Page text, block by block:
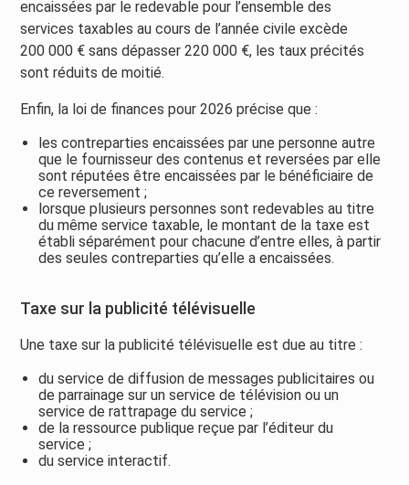
encaissées par le redevable pour l’ensemble des
services taxables au cours de l’année civile excède
200 000 € sans dépasser 220 000 €, les taux précités
sont réduits de moitié.
Enfin, la loi de finances pour 2026 précise que :
les contreparties encaissées par une personne autre
que le fournisseur des contenus et reversées par elle
sont réputées être encaissées par le bénéficiaire de
ce reversement ;
lorsque plusieurs personnes sont redevables au titre
du même service taxable, le montant de la taxe est
établi séparément pour chacune d’entre elles, à partir
des seules contreparties qu’elle a encaissées.
Taxe sur la publicité télévisuelle
Une taxe sur la publicité télévisuelle est due au titre :
du service de diffusion de messages publicitaires ou
de parrainage sur un service de télévision ou un
service de rattrapage du service ;
de la ressource publique reçue par l’éditeur du
service ;
du service interactif.